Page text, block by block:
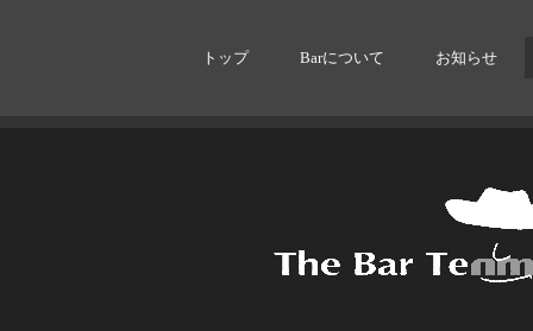
トップ Barについて お知らせ